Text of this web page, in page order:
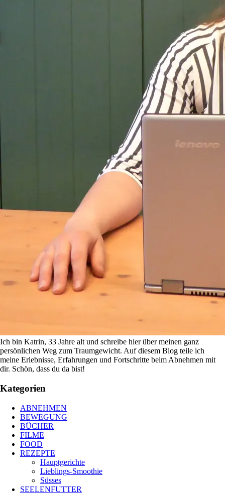
Ich bin Katrin, 33 Jahre alt und schreibe hier über meinen ganz
persönlichen Weg zum Traumgewicht. Auf diesem Blog teile ich
meine Erlebnisse, Erfahrungen und Fortschritte beim Abnehmen mit
dir. Schön, dass du da bist!
Kategorien
ABNEHMEN
BEWEGUNG
BÜCHER
FILME
FOOD
REZEPTE
Hauptgerichte
Lieblings-Smoothie
Süsses
SEELENFUTTER